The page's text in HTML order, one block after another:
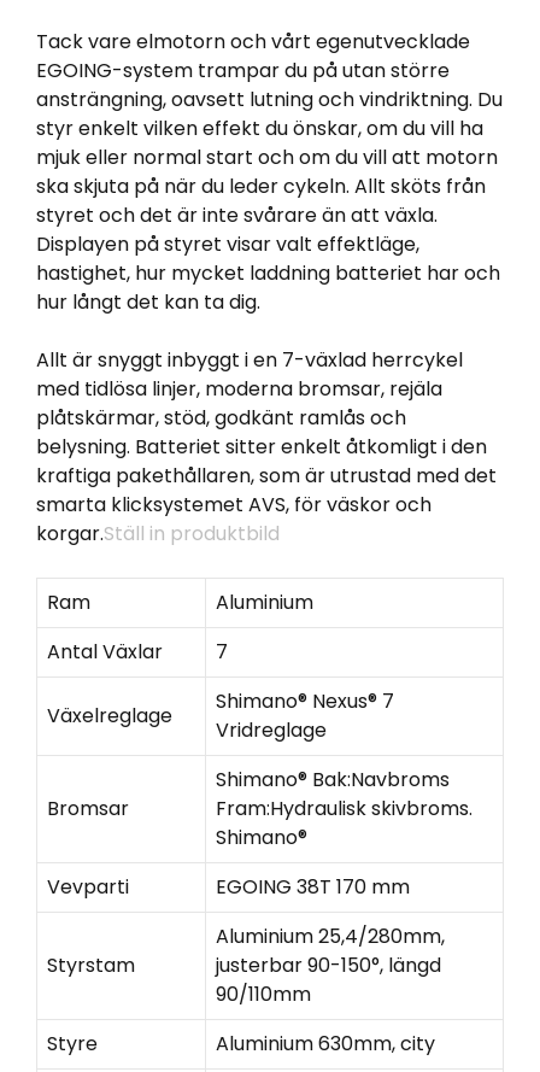
Tack vare elmotorn och vårt egenutvecklade
EGOING-system trampar du på utan större
ansträngning, oavsett lutning och vindriktning. Du
styr enkelt vilken effekt du önskar, om du vill ha
mjuk eller normal start och om du vill att motorn
ska skjuta på när du leder cykeln. Allt sköts från
styret och det är inte svårare än att växla.
Displayen på styret visar valt effektläge,
hastighet, hur mycket laddning batteriet har och
hur långt det kan ta dig.
Allt är snyggt inbyggt i en 7-växlad herrcykel
med tidlösa linjer, moderna bromsar, rejäla
plåtskärmar, stöd, godkänt ramlås och
belysning. Batteriet sitter enkelt åtkomligt i den
kraftiga pakethållaren, som är utrustad med det
smarta klicksystemet AVS, för väskor och
korgar.Ställ in produktbild
Ram
Aluminium
Antal Växlar
7
Växelreglage
Shimano® Nexus® 7
Vridreglage
Bromsar
Shimano® Bak:Navbroms
Fram:Hydraulisk skivbroms.
Shimano®
Vevparti
EGOING 38T 170 mm
Styrstam
Aluminium 25,4/280mm,
justerbar 90-150°, längd
90/110mm
Styre
Aluminium 630mm, city